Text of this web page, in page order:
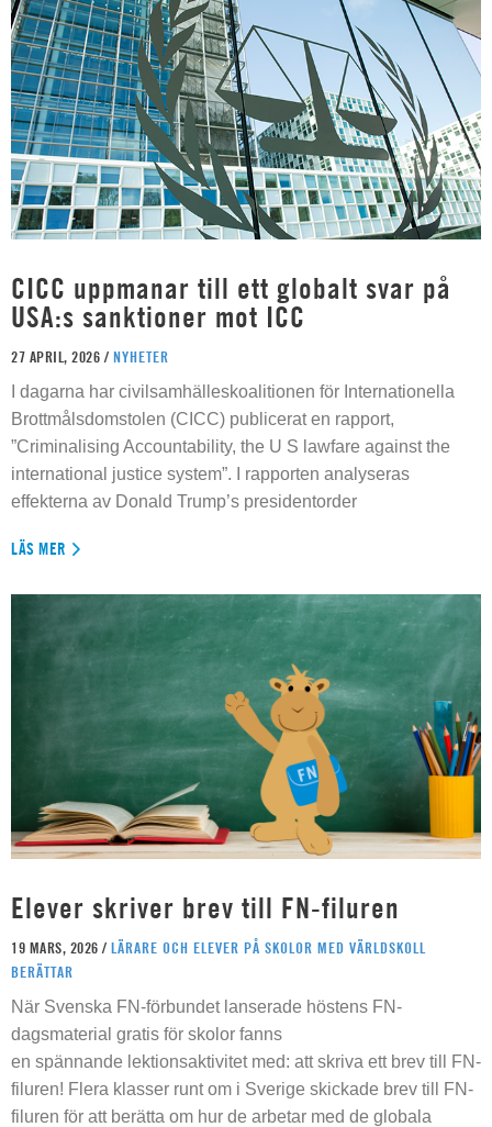
CICC uppmanar till ett globalt svar på
USA:s sanktioner mot ICC
27 APRIL, 2026 / NYHETER
I dagarna har civilsamhälleskoalitionen för Internationella
Brottmålsdomstolen (CICC) publicerat en rapport,
”Criminalising Accountability, the U S lawfare against the
international justice system”. I rapporten analyseras
effekterna av Donald Trump’s presidentorder
LÄS MER
Elever skriver brev till FN-filuren
19 MARS, 2026 / LÄRARE OCH ELEVER PÅ SKOLOR MED VÄRLDSKOLL
BERÄTTAR
När Svenska FN-förbundet lanserade höstens FN-
dagsmaterial gratis för skolor fanns
en spännande lektionsaktivitet med: att skriva ett brev till FN-
filuren! Flera klasser runt om i Sverige skickade brev till FN-
filuren för att berätta om hur de arbetar med de globala